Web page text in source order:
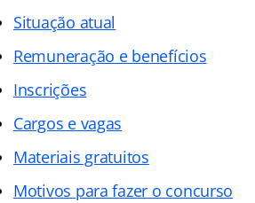
Situação atual
Remuneração e benefícios
Inscrições
Cargos e vagas
Materiais gratuitos
Motivos para fazer o concurso